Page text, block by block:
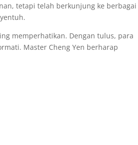
tetapi telah berkunjung ke berbagai
memperhatikan. Dengan tulus, para
Master Cheng Yen berharap